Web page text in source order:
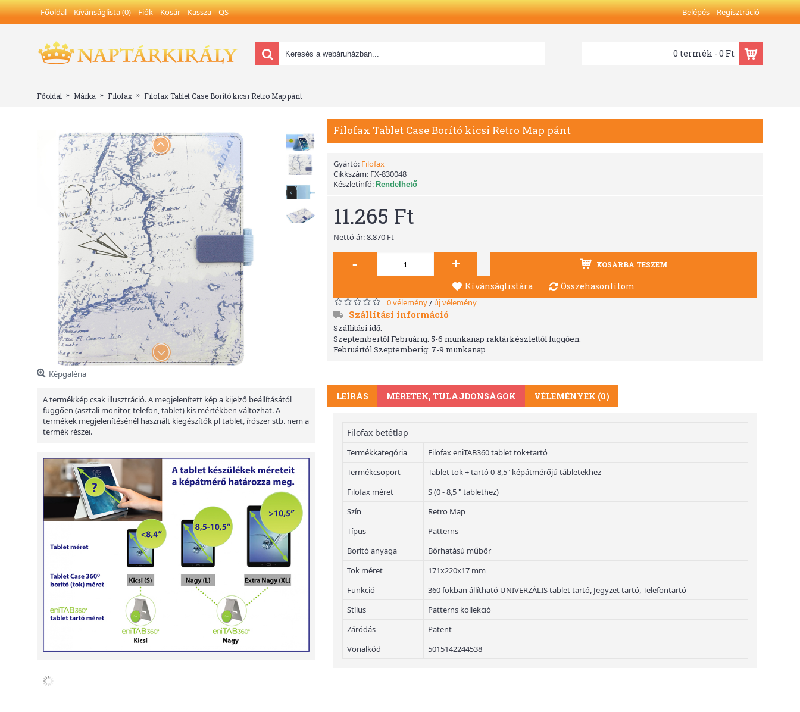
Főoldal Kívánságlista (0) Fiók Kosár Kassza QS Belépés Regisztráció
0 termék - 0 Ft
Főoldal Márka Filofax Filofax Tablet Case Borító kicsi Retro Map pánt
Képgaléria
A termékkép csak illusztráció. A megjelenített kép a kijelző beállításától
függően (asztali monitor, telefon, tablet) kis mértékben változhat. A
termékek megjelenítésénél használt kiegészítők pl tablet, írószer stb. nem a
termék részei.
Filofax Tablet Case Borító kicsi Retro Map pánt
Gyártó: Filofax
Cikkszám: FX-830048
Készletinfó: Rendelhető
11.265 Ft
Nettó ár: 8.870 Ft
- + KOSÁRBA TESZEM
Kívánságlistára Összehasonlítom
0 vélemény/ új vélemény
Szállítási információ
Szállítási idő:
Szeptembertől Februárig: 5-6 munkanap raktárkészlettől függően.
Februártól Szeptemberig: 7-9 munkanap
LEÍRÁS MÉRETEK, TULAJDONSÁGOK VÉLEMÉNYEK (0)
Filofax betétlap
Termékkategória
Filofax eniTAB360 tablet tok+tartó
Termékcsoport
Tablet tok + tartó 0-8,5" képátmérőjű tábletekhez
Filofax méret
S (0 - 8,5 " tablethez)
Szín
Retro Map
Típus
Patterns
Borító anyaga
Bőrhatású műbőr
Tok méret
171x220x17 mm
Funkció
360 fokban állítható UNIVERZÁLIS tablet tartó, Jegyzet tartó, Telefontartó
Stílus
Patterns kollekció
Záródás
Patent
Vonalkód
5015142244538